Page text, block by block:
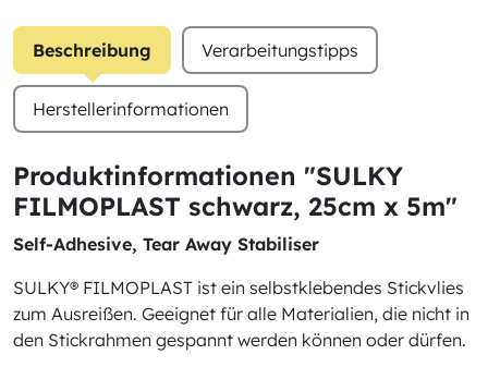
Beschreibung Verarbeitungstipps
Herstellerinformationen
Produktinformationen "SULKY
FILMOPLAST schwarz, 25cm x 5m"
Self-Adhesive, Tear Away Stabiliser
SULKY® FILMOPLAST ist ein selbstklebendes Stickvlies
zum Ausreißen. Geeignet für alle Materialien, die nicht in
den Stickrahmen gespannt werden können oder dürfen.